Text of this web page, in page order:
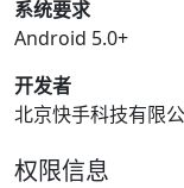
系统要求
Android 5.0+
开发者
北京快手科技有限
权限信息